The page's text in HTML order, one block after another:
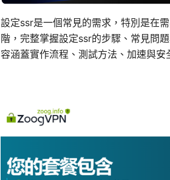
設定ssr是一個常見的需求，特別是在
階，完整掌握設定ssr的步驟、常見問
容涵蓋實作流程、測試方法、加速與